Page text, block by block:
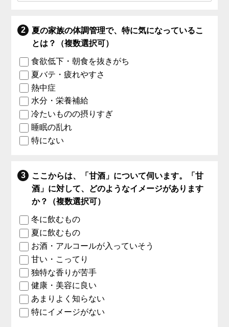
夏の家族の体調管理で、特に気になっているこ
とは？（複数選択可）
食欲低下・朝食を抜きがち
夏バテ・疲れやすさ
熱中症
水分・栄養補給
冷たいものの摂りすぎ
睡眠の乱れ
特にない
ここからは、「甘酒」について伺います。「甘
酒」に対して、どのようなイメージがあります
か？（複数選択可）
冬に飲むもの
夏に飲むもの
お酒・アルコールが入っていそう
甘い・こってり
独特な香りが苦手
健康・美容に良い
あまりよく知らない
特にイメージがない